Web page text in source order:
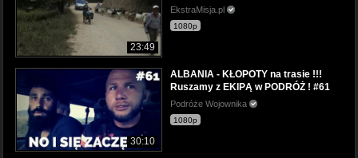
23:49
EkstraMisja.pl
1080p
30:10
ALBANIA - KŁOPOTY na trasie !!!
Ruszamy z EKIPĄ w PODRÓŻ ! #61
Podróże Wojownika
1080p